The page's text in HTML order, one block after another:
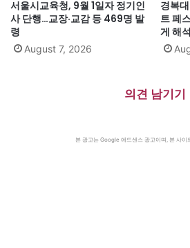
서울시교육청, 9월 1일자 정기인
사 단행…교장·교감 등 469명 발
령
August 7, 2026
경복
트 페
게 해석
의견 남기기
본 광고는 Google 애드센스 광고이며, 본 사이